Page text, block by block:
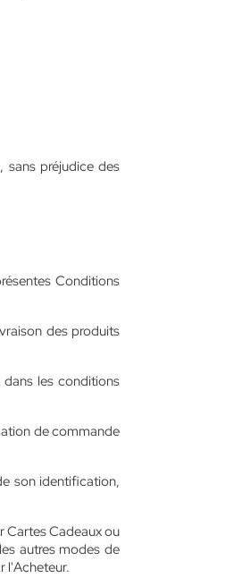
sans préjudice des
Conditions
des produits
les conditions
de commande
son identification,
Cartes Cadeaux ou
autres modes de
l'Acheteur.